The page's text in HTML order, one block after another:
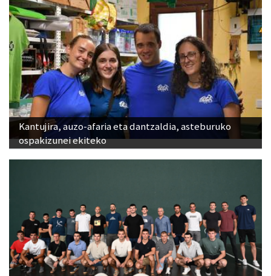
Kantujira, auzo-afaria eta dantzaldia, asteburuko
ospakizunei ekiteko